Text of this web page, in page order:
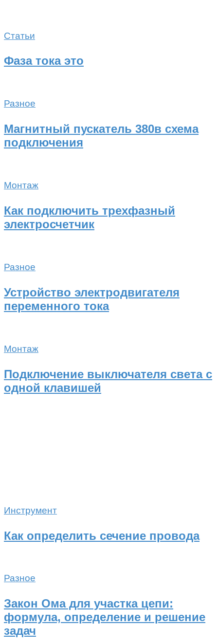
Статьи
Фаза тока это
Разное
Магнитный пускатель 380в схема
подключения
Монтаж
Как подключить трехфазный
электросчетчик
Разное
Устройство электродвигателя
переменного тока
Монтаж
Подключение выключателя света с
одной клавишей
Инструмент
Как определить сечение провода
Разное
Закон Ома для участка цепи:
формула, определение и решение
задач